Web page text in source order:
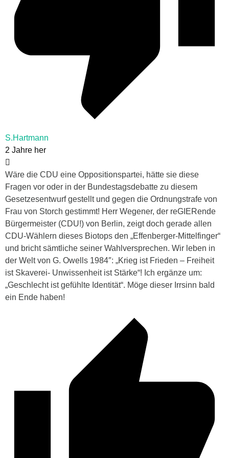
S.Hartmann
2 Jahre her
Wäre die CDU eine Oppositionspartei, hätte sie diese
Fragen vor oder in der Bundestagsdebatte zu diesem
Gesetzesentwurf gestellt und gegen die Ordnungstrafe von
Frau von Storch gestimmt! Herr Wegener, der reGIERende
Bürgermeister (CDU!) von Berlin, zeigt doch gerade allen
CDU-Wählern dieses Biotops den „Effenberger-Mittelfinger“
und bricht sämtliche seiner Wahlversprechen. Wir leben in
der Welt von G. Owells 1984″: „Krieg ist Frieden – Freiheit
ist Skaverei- Unwissenheit ist Stärke“! Ich ergänze um:
„Geschlecht ist gefühlte Identität“. Möge dieser Irrsinn bald
ein Ende haben!